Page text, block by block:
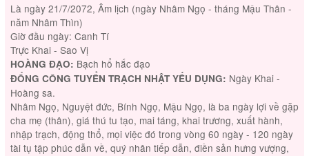
Là ngày 21/7/2072, Âm lịch (ngày Nhâm Ngọ - tháng Mậu Thân -
năm Nhâm Thìn)
Giờ đầu ngày: Canh Tí
Trực Khai - Sao Vị
HOÀNG ĐẠO: Bạch hổ hắc đạo
ĐỔNG CÔNG TUYỂN TRẠCH NHẬT YẾU DỤNG: Ngày Khai -
Hoàng sa.
Nhâm Ngọ, Nguyệt đức, Bính Ngọ, Mậu Ngọ, là ba ngày lợi về gặp
cha mẹ (thân), giá thú tu tạo, mai táng, khai trương, xuất hành,
nhập trạch, động thổ, mọi việc đó trong vòng 60 ngày - 120 ngày
tài tụ tập phúc dẫn về, quý nhân tiếp dẫn, điền sản hưng vượng,